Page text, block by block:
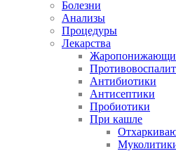
Болезни
Анализы
Процедуры
Лекарства
Антибиотики
Антисептики
Пробиотики
При кашле